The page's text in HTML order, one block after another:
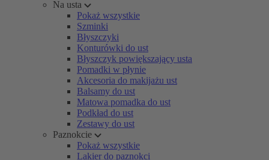
Na usta
Pokaż wszystkie
Szminki
Błyszczyki
Konturówki do ust
Błyszczyk powiększający usta
Pomadki w płynie
Akcesoria do makijażu ust
Balsamy do ust
Matowa pomadka do ust
Podkład do ust
Zestawy do ust
Paznokcie
Pokaż wszystkie
Lakier do paznokci